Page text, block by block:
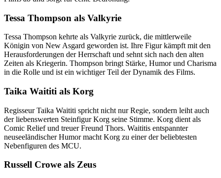
Tessa Thompson als Valkyrie
Tessa Thompson kehrte als Valkyrie zurück, die mittlerweile
Königin von New Asgard geworden ist. Ihre Figur kämpft mit den
Herausforderungen der Herrschaft und sehnt sich nach den alten
Zeiten als Kriegerin. Thompson bringt Stärke, Humor und Charisma
in die Rolle und ist ein wichtiger Teil der Dynamik des Films.
Taika Waititi als Korg
Regisseur Taika Waititi spricht nicht nur Regie, sondern leiht auch
der liebenswerten Steinfigur Korg seine Stimme. Korg dient als
Comic Relief und treuer Freund Thors. Waititis entspannter
neuseeländischer Humor macht Korg zu einer der beliebtesten
Nebenfiguren des MCU.
Russell Crowe als Zeus